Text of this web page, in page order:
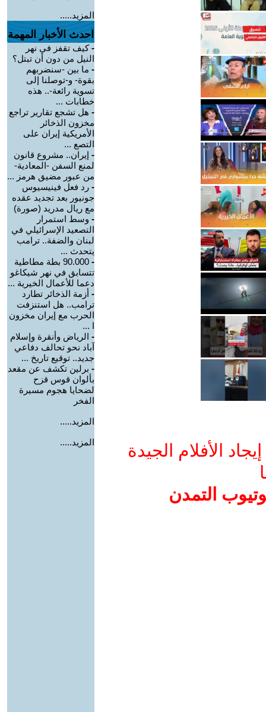
الأفلام الجيدة
التمدن
المزيد.....
احدث الأخبار المهمة
-كيف تقفز في نهر
النيل من دون أن تبتل؟
- ما بين -سنضربهم
بقوة- و-توصلنا إلى
تسوية رائعة-.. هذه
خطابات ...
- هل تشجع تقارير تراجع
مخزون الذخائر
الأمريكية إيران على
التصع ...
- إيران.. مشروع قانون
لمنع السفن -المعادية-
من عبور مضيق هرمز ...
- رد فعل فينيسيوس
جونيور بعد تجديد عقده
مع ريال مدريد (صورة)
- وسط استمرار
التصعيد الإسرائيلي في
لبنان والضفة.. ترامب
يتحدث ...
-
90.000 بطة مطاطية
تتسابق في نهر شيكاغو
دعما للأعمال الخيرية ...
- أزمة الذخائر تطارد
ترامب.. هل استنزفت
الحرب مع إيران مخزون
ا ...
- الرياض وأنقرة وإسلام
آباد نحو تحالف دفاعي
جديد.. توقيع تاريخ ...
- برلين تكشف عن مقعد
بألوان قوس قزح
لضحايا هجوم مسيرة
الفخر
المزيد.....
المزيد.....